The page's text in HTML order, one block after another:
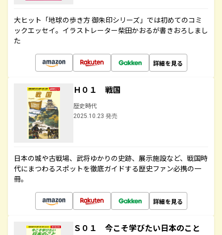
大ヒット「地球の歩き方 御朱印シリーズ」では初めてのコミ
ックエッセイ。イラストレーター柴田かおるが書きおろしまし
た
詳細を見る
Ｈ０１ 戦国
歴史時代
2025.10.23 発売
日本の城や古戦場、武将ゆかりの史跡、展示施設など、戦国時
代にまつわるスポットを徹底ガイドする歴史ファン必携の一
冊。
詳細を見る
Ｓ０１ 今こそ学びたい日本のこと